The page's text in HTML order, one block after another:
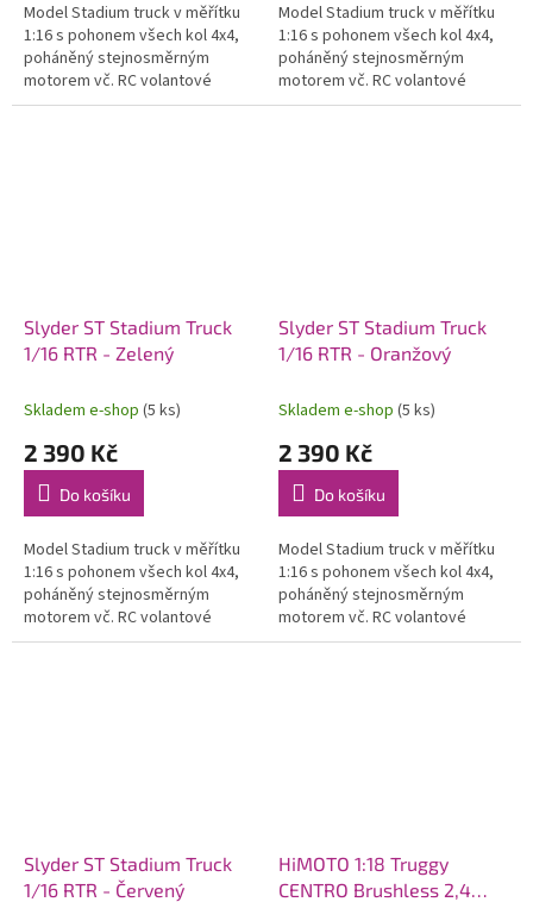
Model Stadium truck v měřítku
1:16 s pohonem všech kol 4x4,
poháněný stejnosměrným
motorem vč. RC volantové
soupravy 2,4 GHz a pohonného
Model Stadium truck v měřítku
1:16 s pohonem všech kol 4x4,
poháněný stejnosměrným
motorem vč. RC volantové
soupravy 2,4 GHz a pohonného
Slyder ST Stadium Truck
1/16 RTR - Zelený
Skladem e-shop (5 ks)
2 390 Kč
Do košíku
Model Stadium truck v měřítku
1:16 s pohonem všech kol 4x4,
poháněný stejnosměrným
motorem vč. RC volantové
soupravy 2,4 GHz a pohonného
Slyder ST Stadium Truck
1/16 RTR - Oranžový
Skladem e-shop (5 ks)
2 390 Kč
Do košíku
Model Stadium truck v měřítku
1:16 s pohonem všech kol 4x4,
poháněný stejnosměrným
motorem vč. RC volantové
soupravy 2,4 GHz a pohonného
Slyder ST Stadium Truck
1/16 RTR - Červený
HiMOTO 1:18 Truggy
CENTRO Brushless 2,4